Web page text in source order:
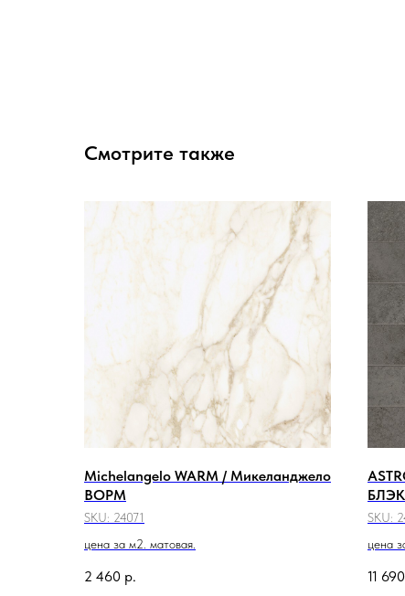
Смотрите также
Michelangelo WARM / Микеланджело
ВОРМ
SKU: 24071
цена за м2. матовая.
2 460 р.
SKU:
цена
11 690